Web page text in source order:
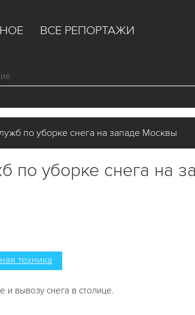
ВСЕ РЕПОРТАЖИ
по уборке снега на западе Москвы
по уборке снега на
техника
вывозу снега в столице.